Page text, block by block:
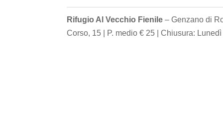
Rifugio Al Vecchio Fienile – Genzano di
Corso, 15 | P. medio € 25 | Chiusura: